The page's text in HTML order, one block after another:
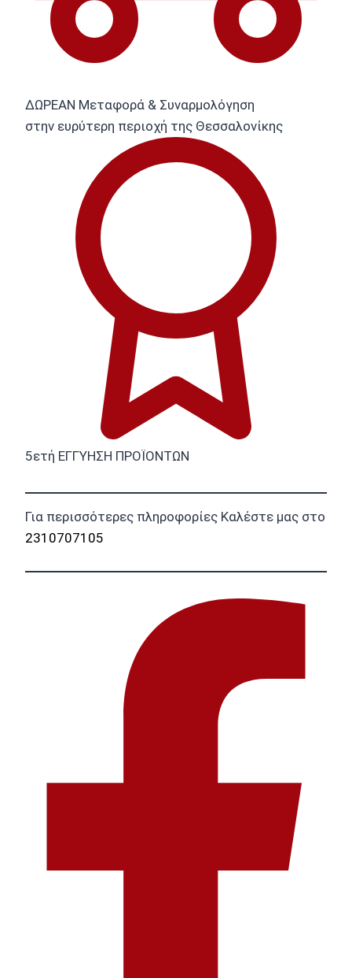
ΔΩΡΕΑΝ Μεταφορά & Συναρμολόγηση
στην ευρύτερη περιοχή της Θεσσαλονίκης
5ετή ΕΓΓΥΗΣΗ ΠΡΟΪΟΝΤΩΝ
Για περισσότερες πληροφορίες Καλέστε μας στο
2310707105